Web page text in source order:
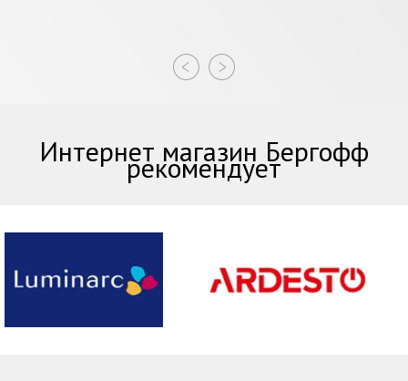
Интернет магазин Бергофф
рекомендует